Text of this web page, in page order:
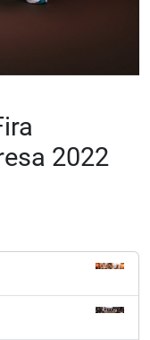
2022